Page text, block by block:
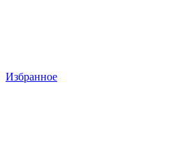
Избранное